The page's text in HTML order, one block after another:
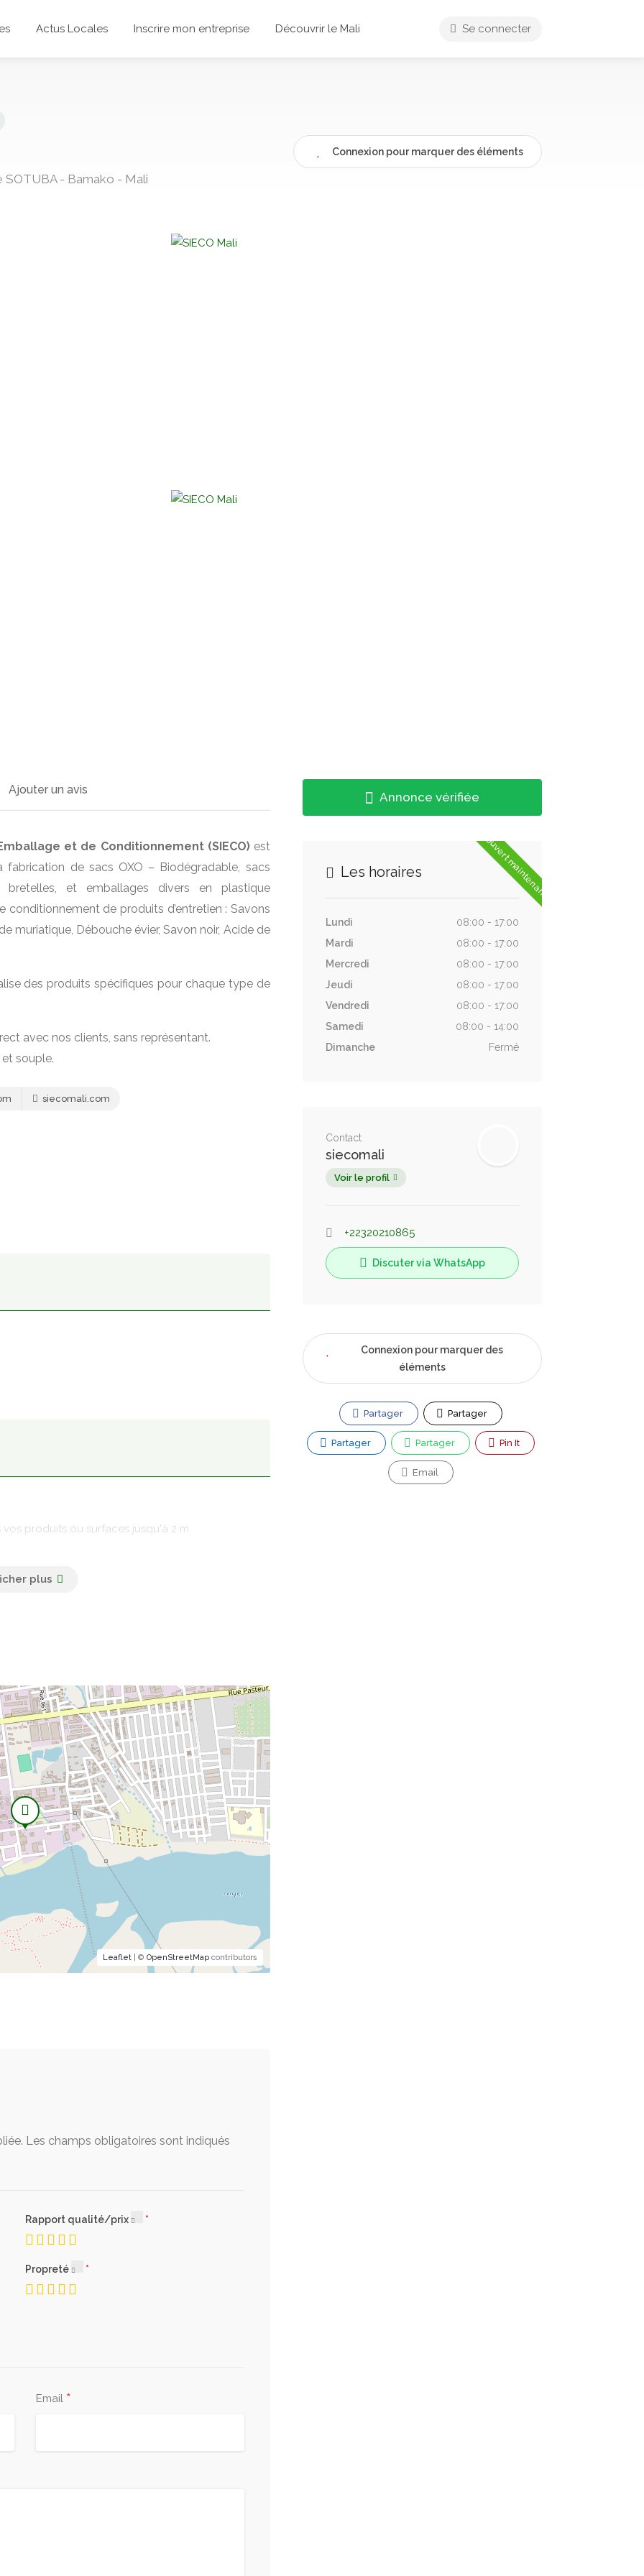
Actus Locales Inscrire mon entreprise Découvrir le Mali Se connecter
SOTUBA - Bamako - Mali
Connexion pour marquer des éléments
Ajouter un avis
et de Conditionnement (SIECO) est
de sacs OXO – Biodégradable, sacs
et emballages divers en plastique
de produits d’entretien : Savons
muriatique, Débouche évier, Savon noir, Acide de
des produits spécifiques pour chaque type de
avec nos clients, sans représentant.
souple.
siecomali.com
produits ou surfaces jusqu'à 2 m
densité.
Leaflet| © OpenStreetMapcontributors
Les champs obligatoires sont indiqués
Rapport qualité/prix
Propreté
Email *
Annonce vérifiée
Ouvert maintenant
Les horaires
Lundi
08:00 - 17:00
Mardi
08:00 - 17:00
Mercredi
08:00 - 17:00
Jeudi
08:00 - 17:00
Vendredi
08:00 - 17:00
Samedi
08:00 - 14:00
Dimanche
Fermé
Contact
siecomali
Voir le profil
+22320210865
Discuter via WhatsApp
Connexion pour marquer des
éléments
Partager Partager
Partager Partager Pin It
Email